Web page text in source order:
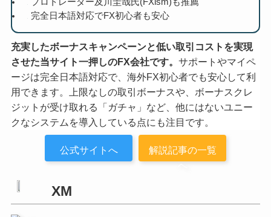
プロトレーダー及川圭哉氏(FXism)も推薦
完全日本語対応でFX初心者も安心
充実したボーナスキャンペーンと低い取引コストを実現
させた当サイト一押しのFX会社です。 サポートやマイペ
ージは完全日本語対応で、海外FX初心者でも安心して利
用できます。上限なしの取引ボーナスや、ボーナスクレ
ジットが受け取れる「ガチャ」など、他にはないユニー
クなシステムを導入している点にも注目です。
公式サイトへ
解説記事の一覧
へ
XM